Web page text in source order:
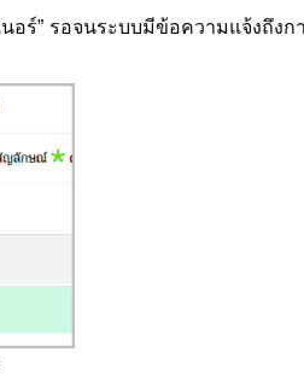
ร์” รอจนระบบมีข้อความแจ้งถึงก